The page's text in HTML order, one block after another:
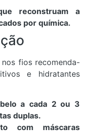
reconstruam a
por química.
fios recomenda-
e hidratantes
a cada 2 ou 3
duplas.
com máscaras